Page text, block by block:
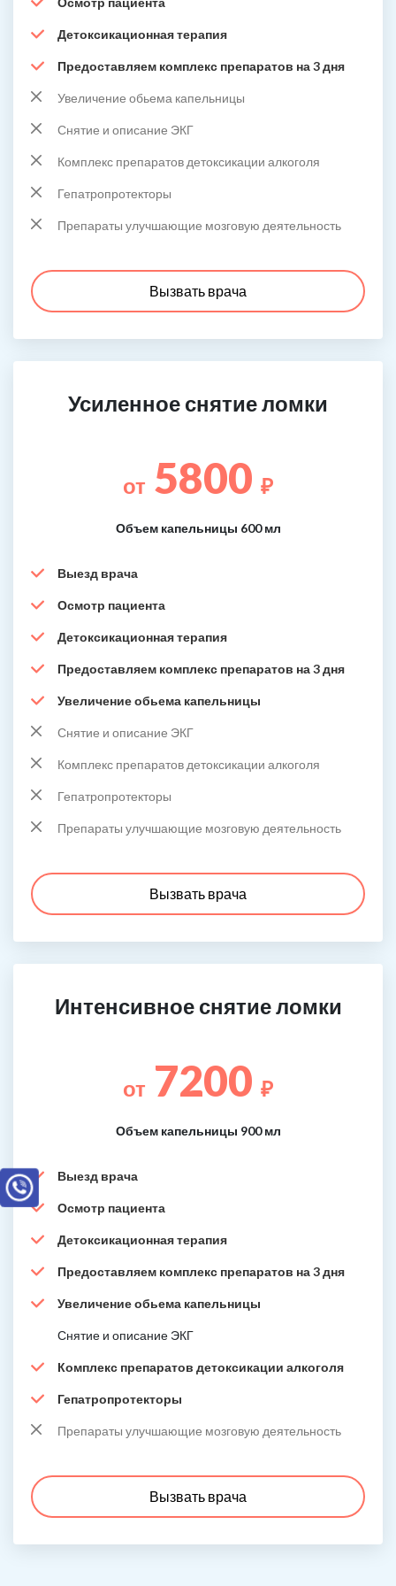
Детоксикационная терапия
Предоставляем комплекс препаратов на 3 дня
Увеличение обьема капельницы
Снятие и описание ЭКГ
Комплекс препаратов детоксикации алкоголя
Гепатропротекторы
Препараты улучшающие мозговую деятельность
Вызвать врача
Усиленное снятие ломки
от 5800 ₽
Объем капельницы 600 мл
Выезд врача
Осмотр пациента
Детоксикационная терапия
Предоставляем комплекс препаратов на 3 дня
Увеличение обьема капельницы
Снятие и описание ЭКГ
Комплекс препаратов детоксикации алкоголя
Гепатропротекторы
Препараты улучшающие мозговую деятельность
Вызвать врача
Интенсивное снятие ломки
от 7200 ₽
Объем капельницы 900 мл
Выезд врача
Осмотр пациента
Детоксикационная терапия
Предоставляем комплекс препаратов на 3 дня
Увеличение обьема капельницы
Снятие и описание ЭКГ
Комплекс препаратов детоксикации алкоголя
Гепатропротекторы
Препараты улучшающие мозговую деятельность
Вызвать врача